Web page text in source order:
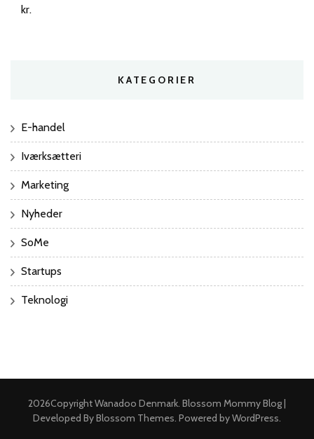
kr.
KATEGORIER
E-handel
Iværksætteri
Marketing
Nyheder
SoMe
Startups
Teknologi
2026CopyrightWanadoo Denmark. Blossom Mommy Blog |
Developed ByBlossom Themes. Powered byWordPress.